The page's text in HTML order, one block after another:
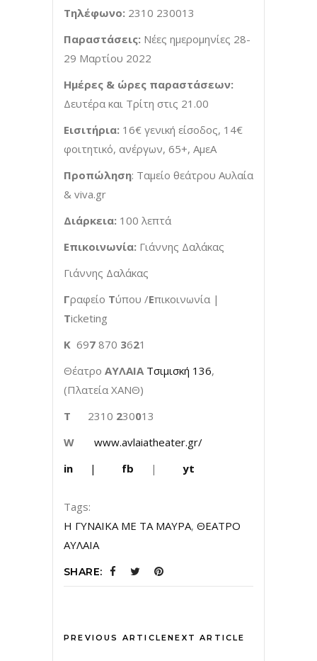
Τηλέφωνο: 2310 230013
Παραστάσεις: Νέες ημερομηνίες 28-
29 Μαρτίου 2022
Ημέρες & ώρες παραστάσεων:
Δευτέρα και Τρίτη στις 21.00
Εισιτήρια: 16€ γενική είσοδος, 14€
φοιτητικό, ανέργων, 65+, ΑμεΑ
Προπώληση: Ταμείο θεάτρου Αυλαία
& viva.gr
Διάρκεια: 100 λεπτά
Επικοινωνία: Γιάννης Δαλάκας
Γιάννης Δαλάκας
Γραφείο Τύπου /Επικοινωνία |
Ticketing
Κ 697 870 3621
Θέατρο ΑΥΛΑΙΑ Τσιμισκή 136,
(Πλατεία ΧΑΝΘ)
T 2310 230013
W www.avlaiatheater.gr/
in
| fb | yt
Tags:
Η ΓΥΝΑΙΚΑ ΜΕ ΤΑ ΜΑΥΡΑ, ΘΕΑΤΡΟ
ΑΥΛΑΙΑ
SHARE:
PREVIOUS ARTICLENEXT ARTICLE